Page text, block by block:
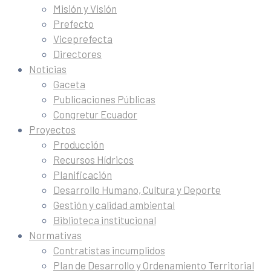
Misión y Visión
Prefecto
Viceprefecta
Directores
Noticias
Gaceta
Publicaciones Públicas
Congretur Ecuador
Proyectos
Producción
Recursos Hídricos
Planificación
Desarrollo Humano, Cultura y Deporte
Gestión y calidad ambiental
Biblioteca institucional
Normativas
Contratistas incumplidos
Plan de Desarrollo y Ordenamiento Territorial